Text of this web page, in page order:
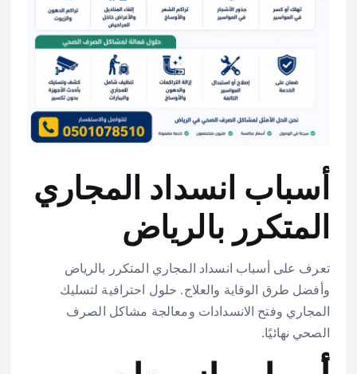
أسباب انسداد المجاري
المتكرر بالرياض
تعرف على أسباب انسداد المجاري المتكرر بالرياض
وأفضل طرق الوقاية والعلاج. حلول احترافية لتسليك
المجاري وفتح الانسدادات ومعالجة مشاكل الصرف
الصحي نهائيًا.